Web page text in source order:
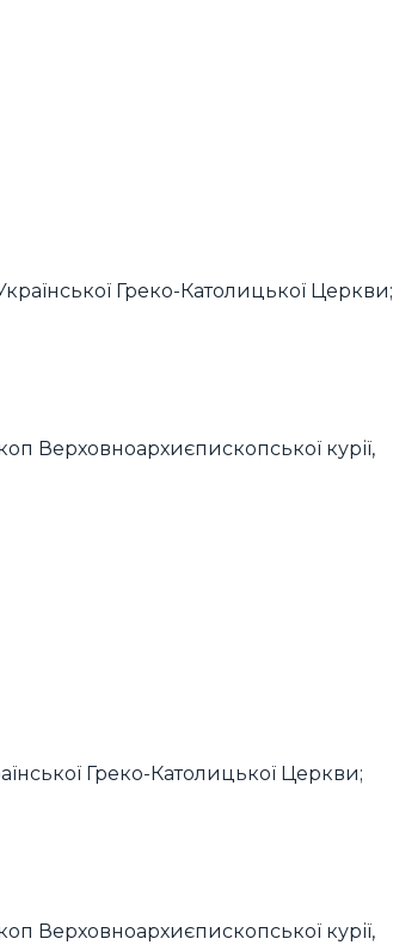
Греко-Католицької Церкви;
Верховноархиєпископської курії,
Греко-Католицької Церкви;
Верховноархиєпископської курії,